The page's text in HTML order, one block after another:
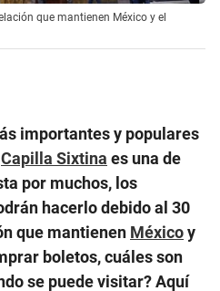
que mantienen México y el
importantes y populares
Capilla Sixtina es una de
por muchos, los
hacerlo debido al 30
que mantienen Méxicoy
boletos, cuáles son
se puede visitar? Aquí